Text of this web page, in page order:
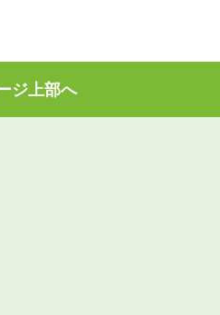
ジ上部へ